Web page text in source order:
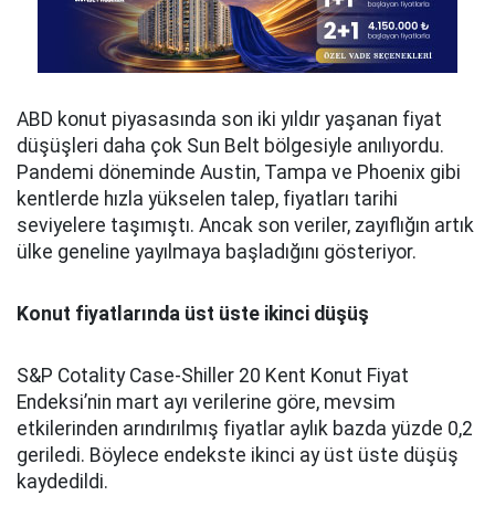
ABD konut piyasasında son iki yıldır yaşanan fiyat
düşüşleri daha çok Sun Belt bölgesiyle anılıyordu.
Pandemi döneminde Austin, Tampa ve Phoenix gibi
kentlerde hızla yükselen talep, fiyatları tarihi
seviyelere taşımıştı. Ancak son veriler, zayıflığın artık
ülke geneline yayılmaya başladığını gösteriyor.
Konut fiyatlarında üst üste ikinci düşüş
S&P Cotality Case-Shiller 20 Kent Konut Fiyat
Endeksi’nin mart ayı verilerine göre, mevsim
etkilerinden arındırılmış fiyatlar aylık bazda yüzde 0,2
geriledi. Böylece endekste ikinci ay üst üste düşüş
kaydedildi.